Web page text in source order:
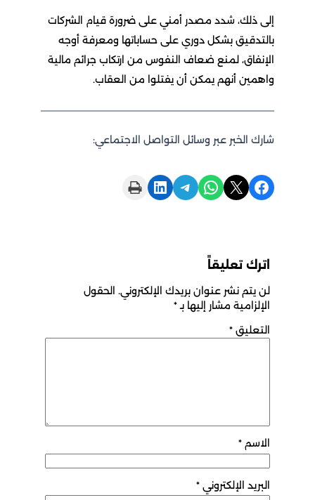
إلى ذلك، شدد مصدر أمني على ضرورة قيام الشركات
بالتدقيق بشكل دوري على حساباتها ومعرفة أوجه
الإنفاق، لمنع ضعاف النفوس من ارتكاب جرائم مالية
واهمين أنهم يمكن أن يفتلوا من العقاب.
شارك الخبر عبر وسائل التواصل الاجتماعي:
Share on Facebook
Share on X
Share on WhatsApp
Share on Telegram
Share on LinkedIn
Print this Page
اترك تعليقاً
لن يتم نشر عنوان بريدك الإلكتروني. الحقول
الإلزامية مشار إليها بـ*
التعليق *
الاسم *
البريد الإلكتروني *